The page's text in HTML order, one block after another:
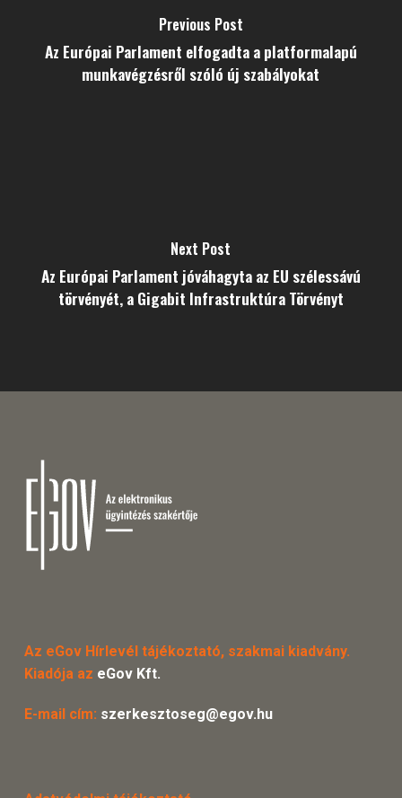
Previous Post
Az Európai Parlament elfogadta a platformalapú
munkavégzésről szóló új szabályokat
Next Post
Az Európai Parlament jóváhagyta az EU szélessávú
törvényét, a Gigabit Infrastruktúra Törvényt
Az eGov Hírlevél tájékoztató, szakmai kiadvány.
Kiadója az eGov Kft.
E-mail cím: szerkesztoseg@egov.hu